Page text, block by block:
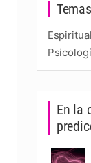
En la